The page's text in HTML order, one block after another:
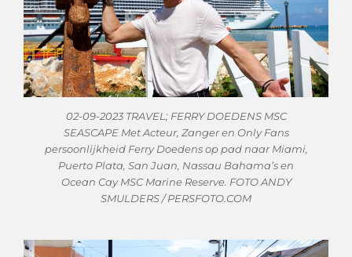
02-09-2023 TRAVEL; FERRY DOEDENS MSC
SEASCAPE Met Acteur, Zanger en Only Fans
persoonlijkheid Ferry Doedens op pad naar Miami,
Puerto Plata, San Juan, Nassau Bahama’s en
Ocean Cay MSC Marine Reserve. FOTO ANDY
SMULDERS / PERSFOTO.COM